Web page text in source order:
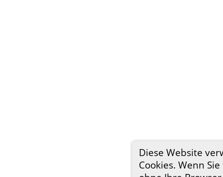
Diese Website
Cookies. Wenn